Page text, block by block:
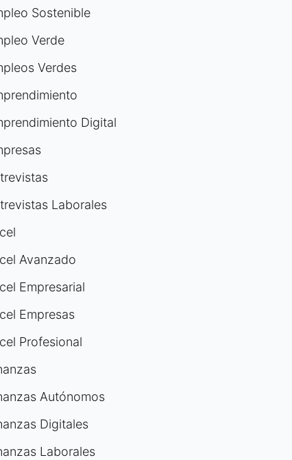
Sostenible
Verde
Verdes
Digital
Laborales
Avanzado
Empresarial
Empresas
Profesional
Autónomos
Digitales
Laborales